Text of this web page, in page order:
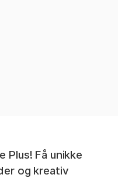
Plus! Få unikke
og kreativ